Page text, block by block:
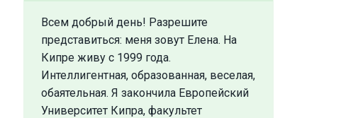
Всем добрый день! Разрешите
представиться: меня зовут Елена. На
Кипре живу с 1999 года.
Интеллигентная, образованная, веселая,
обаятельная. Я закончила Европейский
Университет Кипра, факультет